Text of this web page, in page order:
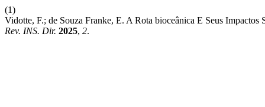
(1)
Vidotte, F.; de Souza Franke, E. A Rota bioceânica E Seus
Rev. INS. Dir. 2025, 2.